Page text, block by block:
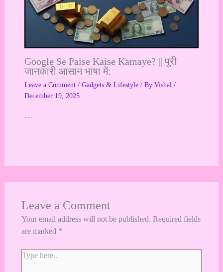
Google Se Paise Kaise Kamaye? || पूरी
जानकारी आसान भाषा में:
Leave a Comment / Gadgets & Lifestyle/ By Vishal /
December 19, 2025
…
Leave a Comment
Your email address will not be published. Required fields
are marked *
Type